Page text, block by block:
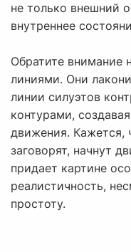
не только внешний
внутреннее
Обратите внимание
линиями. Они
линии силуэтов
контурами,
движения. Кажется,
заговорят, начнут
придает картине
реалистичность,
простоту.